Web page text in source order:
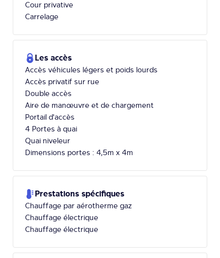
Cour privative
Carrelage
Les accès
Accès véhicules légers et poids lourds
Accès privatif sur rue
Double accès
Aire de manœuvre et de chargement
Portail d'accès
4 Portes à quai
Quai niveleur
Dimensions portes : 4,5m x 4m
Prestations spécifiques
Chauffage par aérotherme gaz
Chauffage électrique
Chauffage électrique